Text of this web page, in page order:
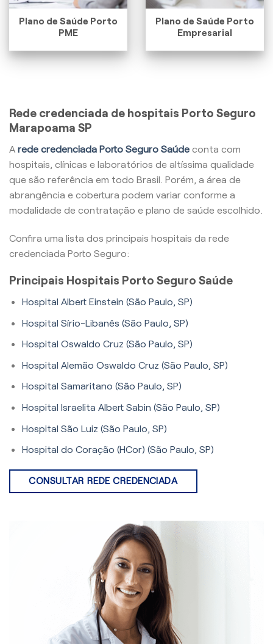
Plano de Saúde Porto
PME
Plano de Saúde Porto
Empresarial
Rede credenciada de hospitais Porto Seguro
Marapoama SP
A rede credenciada Porto Seguro Saúde conta com
hospitais, clínicas e laboratórios de altíssima qualidade
que são referência em todo Brasil. Porém, a área de
abrangência e cobertura podem variar conforme a
modalidade de contratação e plano de saúde escolhido.
Confira uma lista dos principais hospitais da rede
credenciada Porto Seguro:
Principais Hospitais Porto Seguro Saúde
Hospital Albert Einstein (São Paulo, SP)
Hospital Sírio-Libanês (São Paulo, SP)
Hospital Oswaldo Cruz (São Paulo, SP)
Hospital Alemão Oswaldo Cruz (São Paulo, SP)
Hospital Samaritano (São Paulo, SP)
Hospital Israelita Albert Sabin (São Paulo, SP)
Hospital São Luiz (São Paulo, SP)
Hospital do Coração (HCor) (São Paulo, SP)
CONSULTAR REDE CREDENCIADA